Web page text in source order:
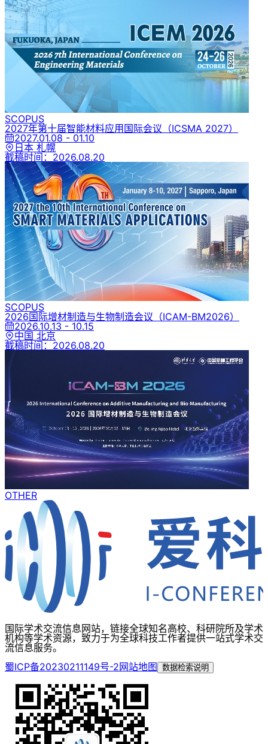
SCOPUS
2027年第十届智能材料应用国际会议 （ICSMA 2027）
2027.01.08 - 01.10
日本 札幌
截稿时间： 2026.08.20
SCOPUS
2026国际增材制造与生物制造会议 （ICAM-BM2026）
2026.10.13 - 10.15
中国 北京
截稿时间： 2026.08.20
OTHER
国际学术交流信息网站，链接全球知名高校、科研院所及学术
机构等学术资源，致力于为全球科技工作者提供一站式学术交
流信息服务。
蜀ICP备20230211149号-2网站地图 数据检索说明